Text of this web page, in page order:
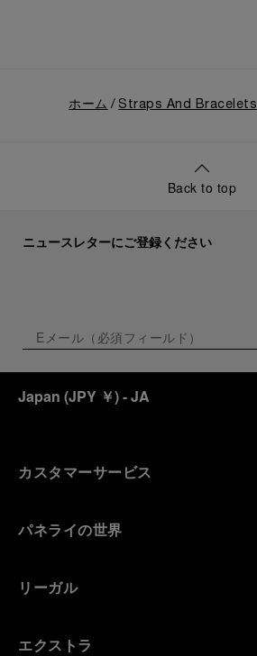
ホーム Straps And Bracelets
Back to top
ニュースレターにご登録ください
Japan (JPY ￥)- JA
カスタマーサービス
パネライの世界
リーガル
エクストラ